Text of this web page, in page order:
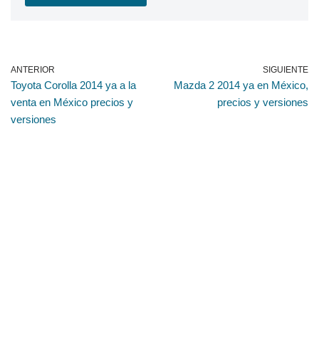
ANTERIOR
Toyota Corolla 2014 ya a la
venta en México precios y
versiones
SIGUIENTE
Mazda 2 2014 ya en México,
precios y versiones